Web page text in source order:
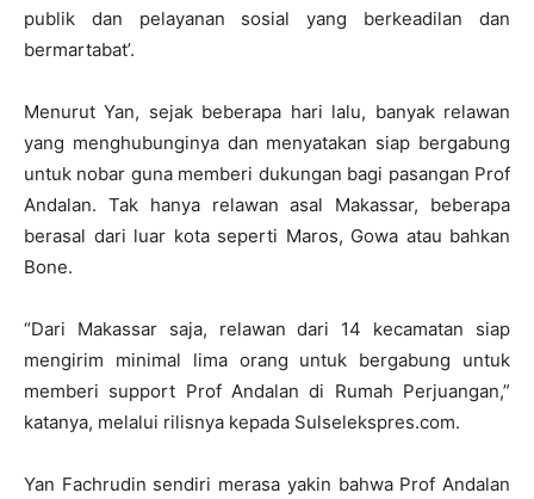
publik dan pelayanan sosial yang berkeadilan dan
bermartabat’.
Menurut Yan, sejak beberapa hari lalu, banyak relawan
yang menghubunginya dan menyatakan siap bergabung
untuk nobar guna memberi dukungan bagi pasangan Prof
Andalan. Tak hanya relawan asal Makassar, beberapa
berasal dari luar kota seperti Maros, Gowa atau bahkan
Bone.
“Dari Makassar saja, relawan dari 14 kecamatan siap
mengirim minimal lima orang untuk bergabung untuk
memberi support Prof Andalan di Rumah Perjuangan,”
katanya, melalui rilisnya kepada Sulselekspres.com.
Yan Fachrudin sendiri merasa yakin bahwa Prof Andalan